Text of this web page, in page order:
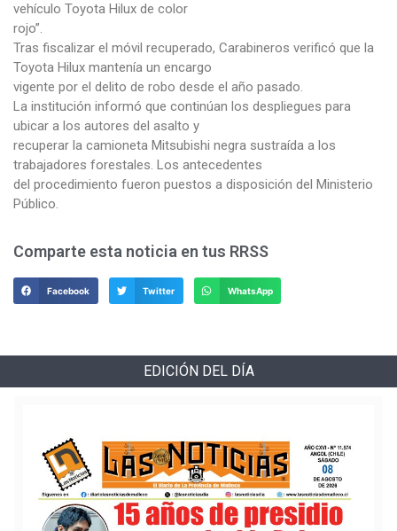
vehículo Toyota Hilux de color
rojo”.
Tras fiscalizar el móvil recuperado, Carabineros verificó que la
Toyota Hilux mantenía un encargo
vigente por el delito de robo desde el año pasado.
La institución informó que continúan los despliegues para
ubicar a los autores del asalto y
recuperar la camioneta Mitsubishi negra sustraída a los
trabajadores forestales. Los antecedentes
del procedimiento fueron puestos a disposición del Ministerio
Público.
Comparte esta noticia en tus RRSS
Facebook Twitter WhatsApp
EDICIÓN DEL DÍA